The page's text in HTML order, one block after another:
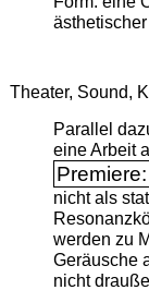
Theater, Sound,
Parallel
eine Arbeit
nicht als
werden zu
Geräusche
nicht